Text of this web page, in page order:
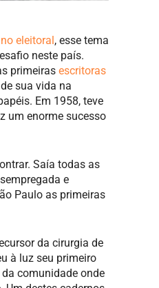
eleitoral, esse tema
neste país.
primeiras escritoras
sua vida na
Em 1958, teve
um enorme sucesso
Saía todas as
e
Paulo as primeiras
da cirurgia de
à luz seu primeiro
comunidade onde